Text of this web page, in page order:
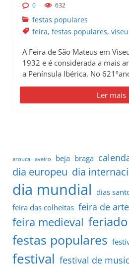
0 632
festas populares
feira, festas populares, viseu
A Feira de São Mateus em
1932 e é considerada a mais
a Península Ibérica. No
Ler mais
arouca aveiro beja braga
dia europeu dia
dia mundial dias
feira das colheitas feira de
feira medieval
festas populares
festival festival de